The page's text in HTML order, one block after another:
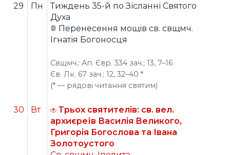
29 Пн
Тиждень 35-й по Зісланні Святого
Духа
Перенесення мощів св. свщмч.
Ігнатія Богоносця
Свщмч.:Ап. Євр. 334 зач.; 13, 7–16
Єв. Лк. 67 зач.; 12, 32–40 *
(* — рядові читання святим)
30 Вт
Трьох святителів: св. вел.
архиєреїв Василія Великого,
Григорія Богослова та Івана
Золотоустого